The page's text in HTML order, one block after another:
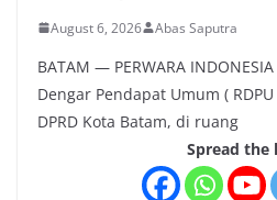
August 6, 2026 Abas Saputra
BATAM — PERWARA
Dengar Pendapat Umum (
DPRD Kota Batam, di ruang
Spread the